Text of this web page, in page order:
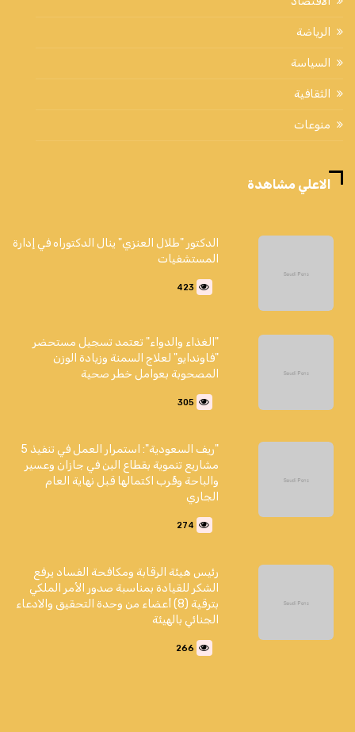
الرياضة
السياسة
الثقافية
منوعات
الاعلي مشاهدة
الدكتور "طلال العنزي" ينال الدكتوراه في إدارة
المستشفيات
423
"الغذاء والدواء" تعتمد تسجيل مستحضر
"فاوندايو" لعلاج السمنة وزيادة الوزن
المصحوبة بعوامل خطر صحية
305
"ريف السعودية": استمرار العمل في تنفيذ 5
مشاريع تنموية بقطاع البن في جازان وعسير
والباحة وقُرب اكتمالها قبل نهاية العام
الجاري
274
رئيس هيئة الرقابة ومكافحة الفساد يرفع
الشكر للقيادة بمناسبة صدور الأمر الملكي
بترقية (8) أعضاء من وحدة التحقيق والادعاء
الجنائي بالهيئة
266